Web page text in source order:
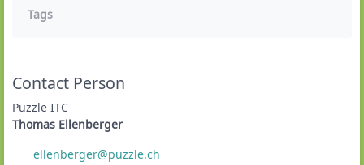
Tags
Contact Person
Puzzle ITC
Thomas Ellenberger
ellenberger@puzzle.ch